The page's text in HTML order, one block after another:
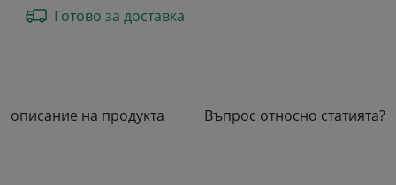
Готово за доставка
описание на продукта Въпрос относно статията?